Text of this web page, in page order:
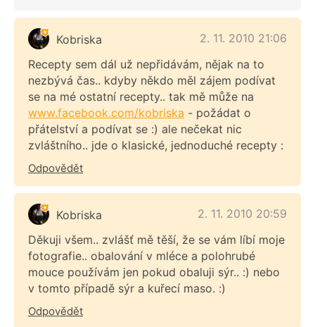
Kobriska
2. 11. 2010 21:06
Recepty sem dál už nepřidávám, nějak na to
nezbývá čas.. kdyby někdo měl zájem podívat
se na mé ostatní recepty.. tak mě může na
www.facebook.com/kobriska - požádat o
přátelství a podívat se :) ale nečekat nic
zvláštního.. jde o klasické, jednoduché recepty :
Odpovědět
Kobriska
2. 11. 2010 20:59
Děkuji všem.. zvlášť mě těší, že se vám líbí moje
fotografie.. obalování v mléce a polohrubé
mouce používám jen pokud obaluji sýr.. :) nebo
v tomto případě sýr a kuřecí maso. :)
Odpovědět